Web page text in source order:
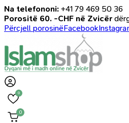
Na telefononi: +41 79 469 50 36
Porositë 60. -CHF në Zvicër
Përcjell porosinëFacebook
0
0